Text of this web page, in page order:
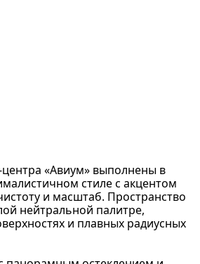
«Авиум» выполнены в
стиле с акцентом
и масштаб. Пространство
нейтральной палитре,
и плавных радиусных